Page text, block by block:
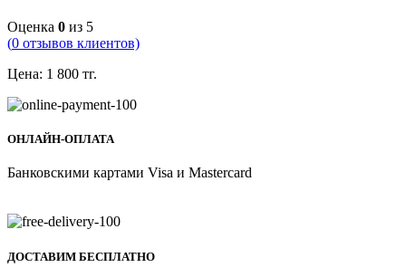
Оценка 0 из 5
(0 отзывов клиентов)
Цена: 1 800 тг.
ОНЛАЙН-ОПЛАТА
Банковскими картами Visa и Mastercard
ДОСТАВИМ БЕСПЛАТНО